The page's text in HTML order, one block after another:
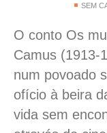
SEM
O conto Os
Camus (1913-
num povoado
ofício à beira
vida sem